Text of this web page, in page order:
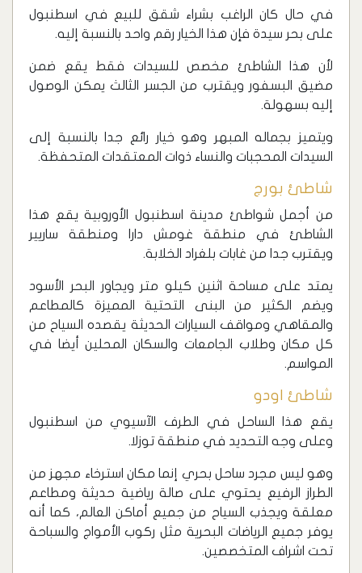
في حال كان الراغب بشراء شقق للبيع في اسطنبول
على بحر سيدة فإن هذا الخيار رقم واحد بالنسبة إليه.
لأن هذا الشاطئ مخصص للسيدات فقط يقع ضمن
مضيق البسفور ويقترب من الجسر الثالث يمكن الوصول
إليه بسهولة.
ويتميز بجماله المبهر وهو خيار رائع جدا بالنسبة إلى
السيدات المحجبات والنساء ذوات المعتقدات المتحفظة.
شاطئ بورج
‏من أجمل شواطئ مدينة اسطنبول الأوروبية يقع هذا
الشاطئ في منطقة غومش دارا ‏ومنطقة ساريير
ويقترب جدا من غابات بلغراد الخلابة.
يمتد على مساحة اثنين كيلو متر ويجاور البحر الأسود
ويضم الكثير من البنى التحتية المميزة كالمطاعم
والمقاهي ومواقف السيارات الحديثة يقصده السياح من
كل مكان وطلاب الجامعات والسكان المحلين أيضا في
المواسم.
شاطئ اودو
‏يقع هذا الساحل في الطرف الآسيوي من اسطنبول
وعلى وجه التحديد في منطقة توزلا.
وهو ليس مجرد ساحل بحري إنما مكان استرخاء مجهز من
الطراز الرفيع يحتوي على صالة رياضية حديثة ومطاعم
معلقة ويجذب السياح من جميع أماكن العالم، كما أنه
يوفر جميع الرياضات البحرية مثل ركوب الأمواج والسباحة
تحت اشراف المتخصصين.